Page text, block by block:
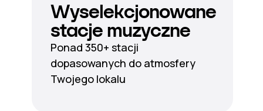
Wyselekcjonowane
stacje muzyczne
Ponad 350+ stacji
dopasowanych do atmosfery
Twojego lokalu